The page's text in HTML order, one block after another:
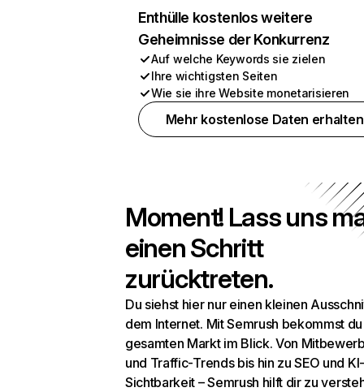
Enthülle kostenlos weitere
Geheimnisse der Konkurrenz
Auf welche Keywords sie zielen
Ihre wichtigsten Seiten
Wie sie ihre Website monetarisieren
Mehr kostenlose Daten erhalten
Moment! Lass uns
einen Schritt
zurücktreten.
Du siehst hier nur einen kleinen
dem Internet. Mit Semrush bekommst
gesamten Markt im Blick. Von
und Traffic-Trends bis hin zu SEO und KI-
Sichtbarkeit – Semrush hilft dir zu